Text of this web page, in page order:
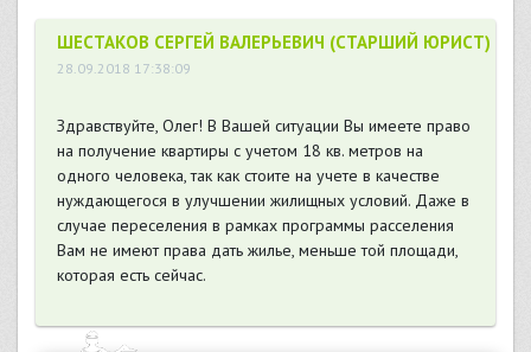
ШЕСТАКОВ СЕРГЕЙ ВАЛЕРЬЕВИЧ (СТАРШИЙ ЮРИСТ)
28.09.2018 17:38:09
Здравствуйте, Олег! В Вашей ситуации Вы имеете право
на получение квартиры с учетом 18 кв. метров на
одного человека, так как стоите на учете в качестве
нуждающегося в улучшении жилищных условий. Даже в
случае переселения в рамках программы расселения
Вам не имеют права дать жилье, меньше той площади,
которая есть сейчас.